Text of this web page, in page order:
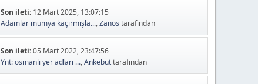
Son ileti: 12 Mart 2025, 13:07:15
Adamlar mumya kaçırmışla...,Zanos tarafından
Son ileti:05 Mart 2022, 23:47:56
Ynt: osmanli yer adlari ...,Ankebuttarafından